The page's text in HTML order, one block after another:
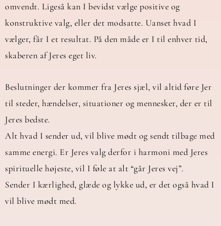
omvendt. Ligeså kan I bevidst vælge positive og
konstruktive valg, eller det modsatte. Uanset hvad I
vælger, får I et resultat. På den måde er I til enhver tid,
skaberen af Jeres eget liv.
Beslutninger der kommer fra Jeres sjæl, vil altid føre Jer
til steder, hændelser, situationer og mennesker, der er til
Jeres bedste.
Alt hvad I sender ud, vil blive mødt og sendt tilbage med
samme energi. Er Jeres valg derfor i harmoni med Jeres
spirituelle højeste, vil I føle at alt “går Jeres vej”.
Sender I kærlighed, glæde og lykke ud, er det også hvad I
vil blive mødt med.